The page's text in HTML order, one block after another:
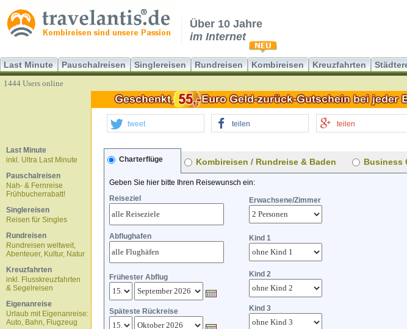
Über 10 Jahre
im Internet
Last Minute Pauschalreisen Singlereisen Rundreisen Kombireisen Kreuzfahrten
1444 Users online
tweet teilen teilen
Last Minute
inkl. Ultra Last Minute
Pauschalreisen
Nah- & Fernreise
Frühbucherrabatt!
Singlereisen
Reisen für Singles
Rundreisen
Rundreisen weltweit,
Abenteuer, Kultur, Natur
Kreuzfahrten
inkl. Flusskreuzfahrten
& Segelreisen
Eigenanreise
Urlaub mit Eigenanreise:
Auto, Bahn, Flugzeug
Charterflüge Kombireisen / Rundreise & Baden Business
Geben Sie hier bitte Ihren Reisewunsch ein:
Reiseziel
Erwachsene/Zimmer
Abflughafen Kind 1
Frühester Abflug Kind 2
Späteste Rückreise Kind 3